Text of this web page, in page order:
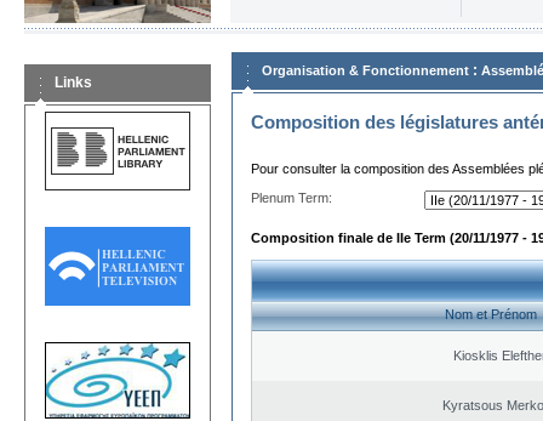
Links
Organisation & Fonctionnement :
Composition des législatures
Pour consulter la composition des Assemblées
Plenum Term:
Composition finale de IIe Term (20/11/1977 -
Nom et Prénom
Kiosklis
Kyratsous